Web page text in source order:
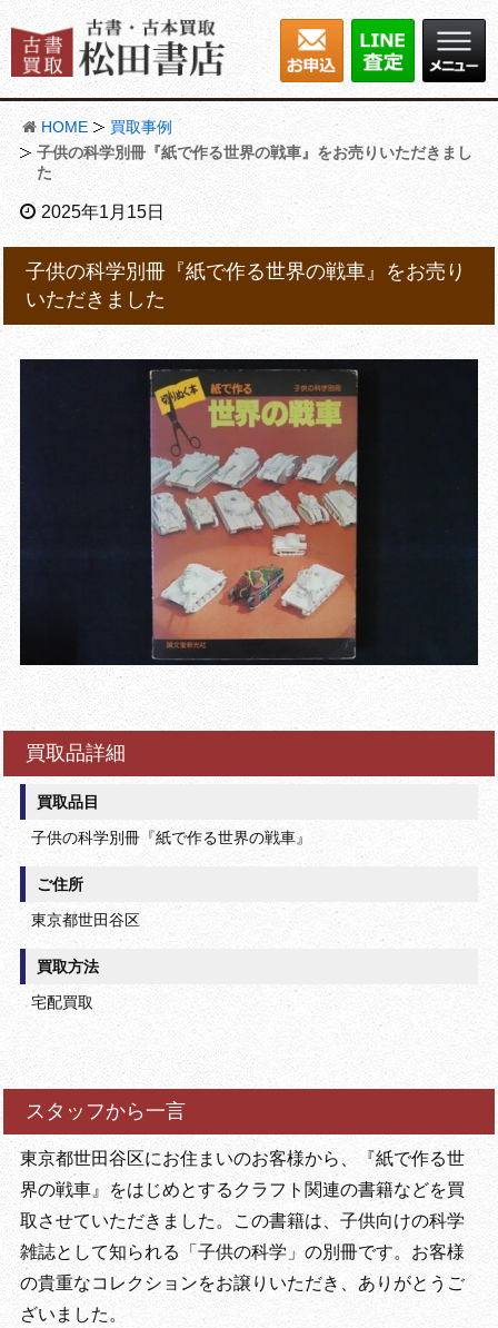
HOME
買取事例
子供の科学別冊『紙で作る世界の戦車』をお売りいただきまし
た
2025年1月15日
子供の科学別冊『紙で作る世界の戦車』をお売り
いただきました
買取品詳細
買取品目
子供の科学別冊『紙で作る世界の戦車』
ご住所
東京都世田谷区
買取方法
宅配買取
スタッフから一言
東京都世田谷区にお住まいのお客様から、『紙で作る世
界の戦車』をはじめとするクラフト関連の書籍などを買
取させていただきました。この書籍は、子供向けの科学
雑誌として知られる「子供の科学」の別冊です。お客様
の貴重なコレクションをお譲りいただき、ありがとうご
ざいました。